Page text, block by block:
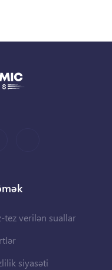
tez verilən suallar
siyasəti